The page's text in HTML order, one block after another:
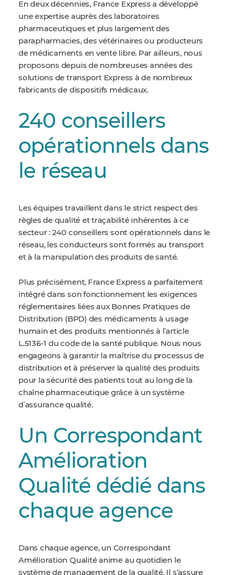
En deux décennies, France Express a développé
une expertise auprès des laboratoires
pharmaceutiques et plus largement des
parapharmacies, des vétérinaires ou producteurs
de médicaments en vente libre. Par ailleurs, nous
proposons depuis de nombreuses années des
solutions de transport Express à de nombreux
fabricants de dispositifs médicaux.
240 conseillers
opérationnels dans
le réseau
Les équipes travaillent dans le strict respect des
règles de qualité et traçabilité inhérentes à ce
secteur : 240 conseillers sont opérationnels dans le
réseau, les conducteurs sont formés au transport
et à la manipulation des produits de santé.
Plus précisément, France Express a parfaitement
intégré dans son fonctionnement les exigences
réglementaires liées aux Bonnes Pratiques de
Distribution (BPD) des médicaments à usage
humain et des produits mentionnés à lʼarticle
L.5136-1 du code de la santé publique. Nous nous
engageons à garantir la maîtrise du processus de
distribution et à préserver la qualité des produits
pour la sécurité des patients tout au long de la
chaîne pharmaceutique grâce à un système
dʼassurance qualité.
Un Correspondant
Amélioration
Qualité dédié dans
chaque agence
Dans chaque agence, un Correspondant
Amélioration Qualité anime au quotidien le
système de management de la qualité. Il s’assure